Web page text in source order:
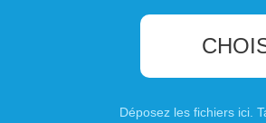
Déposez les fichiers ici.